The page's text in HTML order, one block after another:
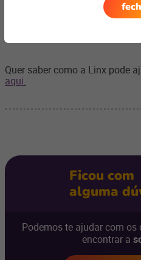
Coloque em prática essas 7
Quer saber como a Linx pode
aqui.
Ficou com
alguma
Podemos te ajudar com
encontrar a